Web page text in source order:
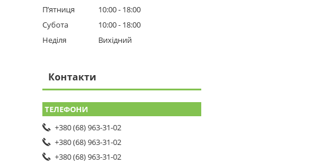
Пʼятниця
10:00
18:00
Субота
10:00
18:00
Неділя
Вихідний
Контакти
+380 (68) 963-31-02
+380 (68) 963-31-02
+380 (68) 963-31-02